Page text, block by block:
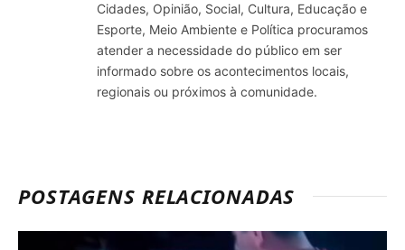
Cidades, Opinião, Social, Cultura, Educação e
Esporte, Meio Ambiente e Política procuramos
atender a necessidade do público em ser
informado sobre os acontecimentos locais,
regionais ou próximos à comunidade.
POSTAGENS RELACIONADAS